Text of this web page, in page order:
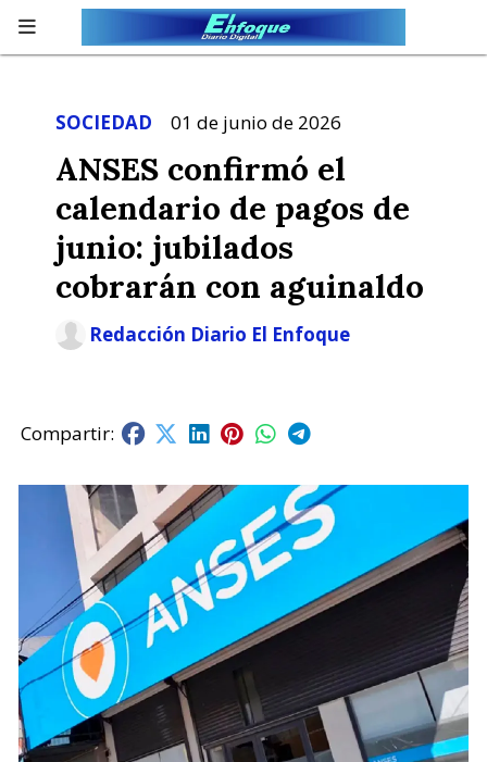
ANSES confirmó el
calendario de pagos de
junio: jubilados
cobrarán con aguinaldo
SOCIEDAD 01 de junio de 2026
Redacción Diario El Enfoque